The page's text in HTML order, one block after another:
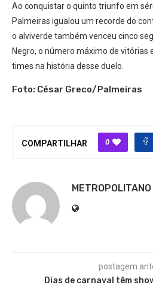
Ao conquistar o quinto triunfo em
Palmeiras igualou um recorde do
o alviverde também venceu cinco
Negro, o número máximo de vitórias
times na história desse duelo.
Foto: César Greco/Palmeiras
COMPARTILHAR 0
METROPOLITANO
postagem
Dias de carnaval têm